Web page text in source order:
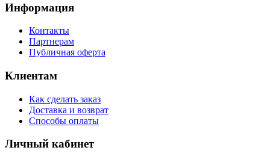
Информация
Контакты
Партнерам
Публичная оферта
Клиентам
Как сделать заказ
Доставка и возврат
Способы оплаты
Личный кабинет